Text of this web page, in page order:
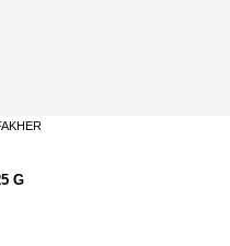
G